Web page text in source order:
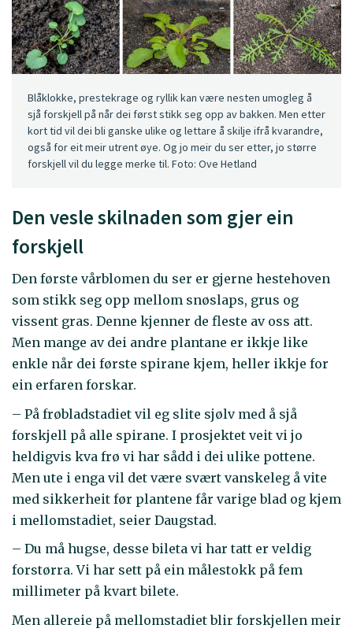
Blåklokke, prestekrage og ryllik kan være nesten umogleg å
sjå forskjell på når dei først stikk seg opp av bakken. Men etter
kort tid vil dei bli ganske ulike og lettare å skilje ifrå kvarandre,
også for eit meir utrent øye. Og jo meir du ser etter, jo større
forskjell vil du legge merke til. Foto: Ove Hetland
Den vesle skilnaden som gjer ein
forskjell
Den første vårblomen du ser er gjerne hestehoven
som stikk seg opp mellom snøslaps, grus og
vissent gras. Denne kjenner de fleste av oss att.
Men mange av dei andre plantane er ikkje like
enkle når dei første spirane kjem, heller ikkje for
ein erfaren forskar.
– På frøbladstadiet vil eg slite sjølv med å sjå
forskjell på alle spirane. I prosjektet veit vi jo
heldigvis kva frø vi har sådd i dei ulike pottene.
Men ute i enga vil det være svært vanskeleg å vite
med sikkerheit før plantene får varige blad og kjem
i mellomstadiet, seier Daugstad.
– Du må hugse, desse bileta vi har tatt er veldig
forstørra. Vi har sett på ein målestokk på fem
millimeter på kvart bilete.
Men allereie på mellomstadiet blir forskjellen meir